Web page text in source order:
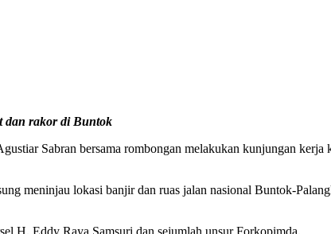
dan rakor di Buntok
bersama rombongan melakukan kunjungan kerja ke
meninjau lokasi banjir dan ruas jalan nasional Buntok-
H. Eddy Raya Samsuri dan sejumlah unsur Forkopimda.